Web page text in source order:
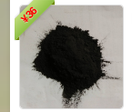
¥
36